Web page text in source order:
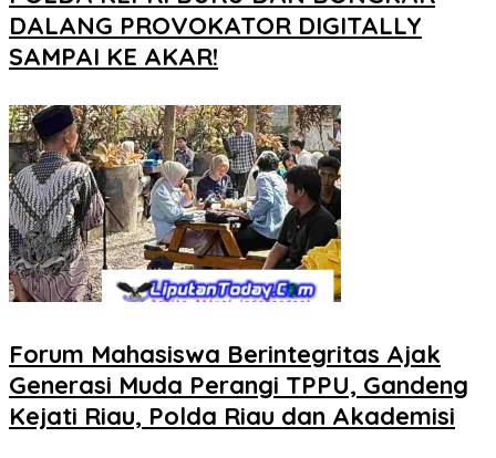
DALANG PROVOKATOR DIGITALLY
SAMPAI KE AKAR!
Forum Mahasiswa Berintegritas Ajak
Generasi Muda Perangi TPPU, Gandeng
Kejati Riau, Polda Riau dan Akademisi